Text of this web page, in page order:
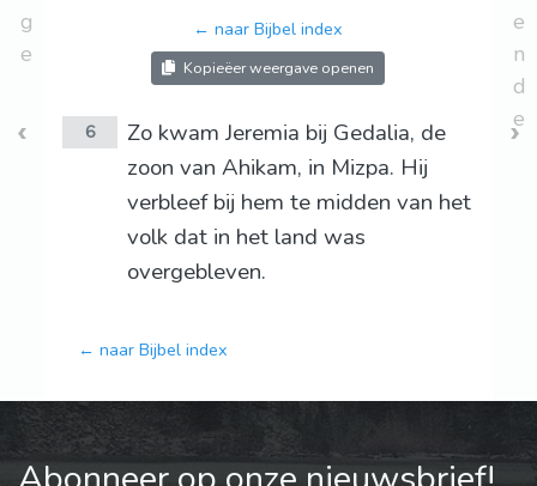
g
e
← naar Bijbel index
Kopieëer weergave openen
6
Zo kwam Jeremia bij Gedalia, de
zoon van Ahikam, in Mizpa. Hij
verbleef bij hem te midden van het
volk dat in het land was
overgebleven.
← naar Bijbel index
e
n
d
e